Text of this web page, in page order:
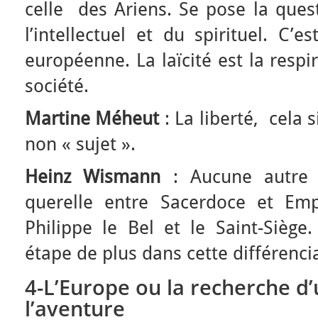
celle des Ariens. Se pose la
l’intellectuel et du spirituel.
européenne. La laïcité est la
société.
Martine Méheut: La liberté, cela
non « sujet ».
Heinz Wismann : Aucune autre
querelle entre Sacerdoce et
Philippe le Bel et le Saint-
étape de plus dans cette
4-L’Europe ou la recherche
l’aventure